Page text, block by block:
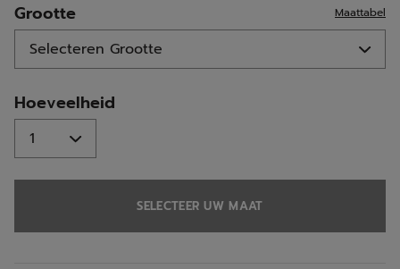
Grootte Maattabel
Hoeveelheid
SELECTEER UW MAAT